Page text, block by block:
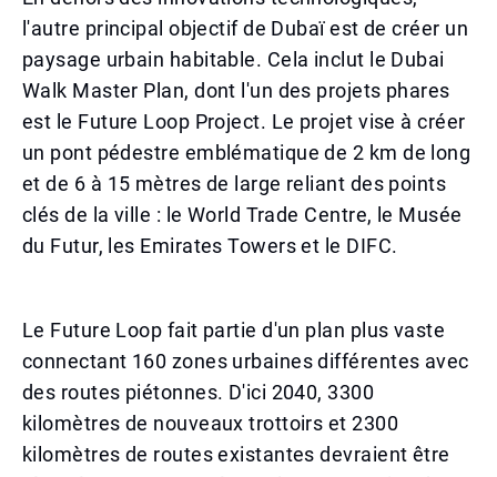
l'autre principal objectif de Dubaï est de créer un
paysage urbain habitable. Cela inclut le Dubai
Walk Master Plan, dont l'un des projets phares
est le Future Loop Project. Le projet vise à créer
un pont pédestre emblématique de 2 km de long
et de 6 à 15 mètres de large reliant des points
clés de la ville : le World Trade Centre, le Musée
du Futur, les Emirates Towers et le DIFC.
Le Future Loop fait partie d'un plan plus vaste
connectant 160 zones urbaines différentes avec
des routes piétonnes. D'ici 2040, 3300
kilomètres de nouveaux trottoirs et 2300
kilomètres de routes existantes devraient être